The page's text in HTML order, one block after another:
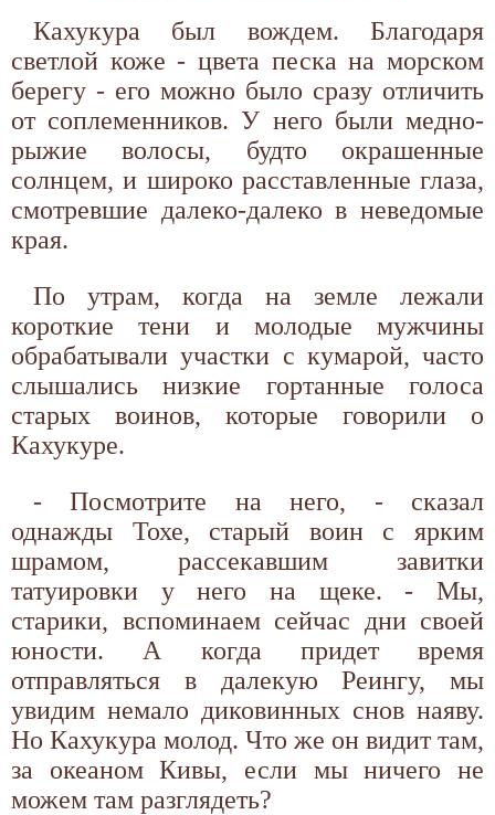
Кахукура был вождем. Благодаря
светлой коже - цвета песка на морском
берегу - его можно было сразу отличить
от соплеменников. У него были медно-
рыжие волосы, будто окрашенные
солнцем, и широко расставленные глаза,
смотревшие далеко-далеко в неведомые
края.
По утрам, когда на земле лежали
короткие тени и молодые мужчины
обрабатывали участки с кумарой, часто
слышались низкие гортанные голоса
старых воинов, которые говорили о
Кахукуре.
- Посмотрите на него, - сказал
однажды Тохе, старый воин с ярким
шрамом, рассекавшим завитки
татуировки у него на щеке. - Мы,
старики, вспоминаем сейчас дни своей
юности. А когда придет время
отправляться в далекую Реингу, мы
увидим немало диковинных снов наяву.
Но Кахукура молод. Что же он видит там,
за океаном Кивы, если мы ничего не
можем там разглядеть?